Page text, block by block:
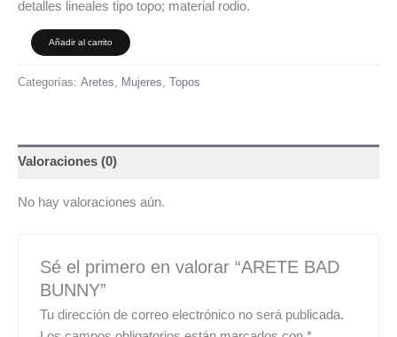
detalles lineales tipo topo; material rodio.
Añadir al carrito
Categorías: Aretes Mujeres Topos
Valoraciones (0)
No hay valoraciones aún.
Sé el primero en valorar “ARETE BAD
BUNNY”
Tu dirección de correo electrónico no será publicada.